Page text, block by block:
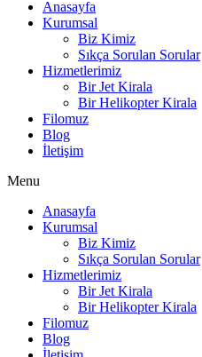
Anasayfa
Kurumsal
Biz Kimiz
Sıkça Sorulan Sorular
Hizmetlerimiz
Bir Jet Kirala
Bir Helikopter Kirala
Filomuz
Blog
İletişim
Menu
Anasayfa
Kurumsal
Biz Kimiz
Sıkça Sorulan Sorular
Hizmetlerimiz
Bir Jet Kirala
Bir Helikopter Kirala
Filomuz
Blog